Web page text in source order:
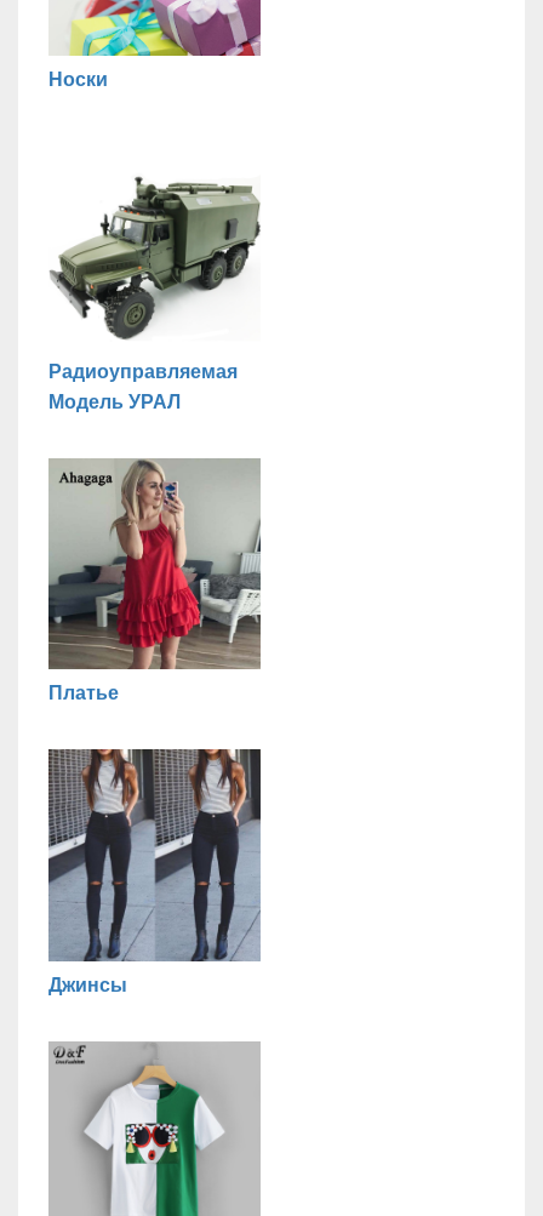
Носки
Радиоуправляемая
Модель УРАЛ
Платье
Джинсы